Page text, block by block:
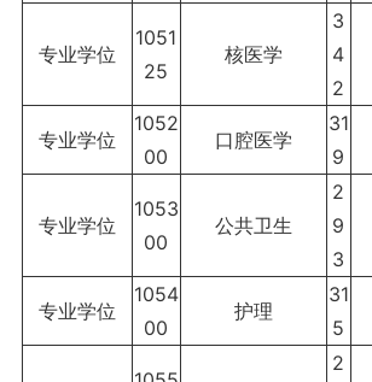
专业学位
1051
25
核医学
3
4
2
专业学位
1052
00
口腔医学
31
9
专业学位
1053
00
公共卫生
2
9
3
专业学位
1054
00
护理
31
5
2